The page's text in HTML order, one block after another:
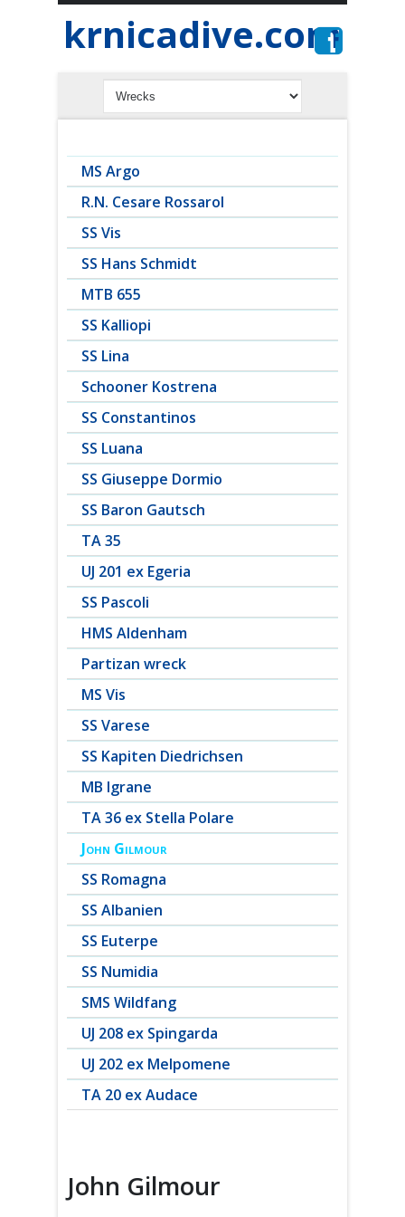
krnicadive.com
MS Argo
R.N. Cesare Rossarol
SS Vis
SS Hans Schmidt
MTB 655
SS Kalliopi
SS Lina
Schooner Kostrena
SS Constantinos
SS Luana
SS Giuseppe Dormio
SS Baron Gautsch
TA 35
UJ 201 ex Egeria
SS Pascoli
HMS Aldenham
Partizan wreck
MS Vis
SS Varese
SS Kapiten Diedrichsen
MB Igrane
TA 36 ex Stella Polare
John Gilmour
SS Romagna
SS Albanien
SS Euterpe
SS Numidia
SMS Wildfang
UJ 208 ex Spingarda
UJ 202 ex Melpomene
TA 20 ex Audace
John Gilmour